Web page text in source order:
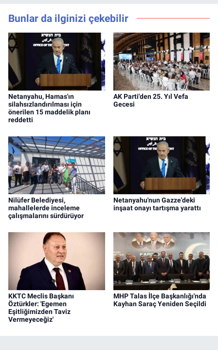
Bunlar da ilginizi çekebilir
Netanyahu, Hamas'ın
silahsızlandırılması için
önerilen 15 maddelik planı
reddetti
AK Parti'den 25. Yıl Vefa
Gecesi
Nilüfer Belediyesi,
mahallelerde inceleme
çalışmalarını sürdürüyor
Netanyahu'nun Gazze'deki
inşaat onayı tartışma yarattı
KKTC Meclis Başkanı
Öztürkler: 'Egemen
Eşitliğimizden Taviz
Vermeyeceğiz'
MHP Talas İlçe Başkanlığı'nda
Kayhan Saraç Yeniden Seçildi